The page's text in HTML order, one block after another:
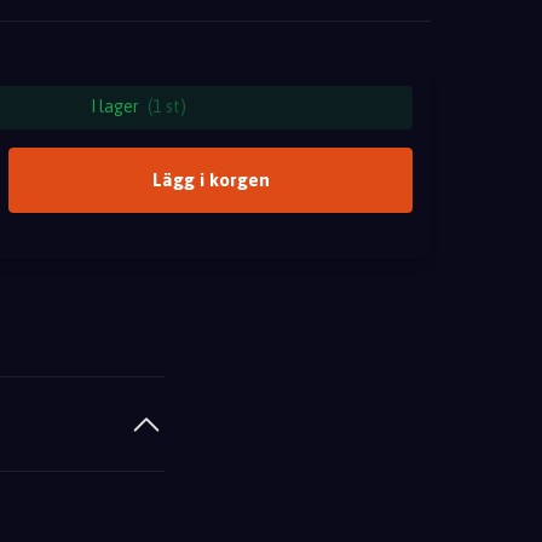
I lager (1 st)
Lägg i korgen